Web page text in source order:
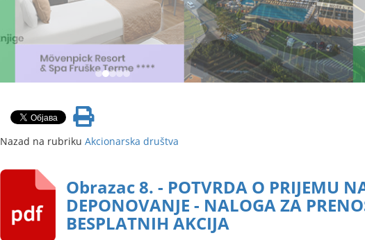
Nazad na rubriku Akcionarska društva
Obrazac 8. - POTVRDA O PRIJEMU
DEPONOVANJE - NALOGA ZA
BESPLATNIH AKCIJA